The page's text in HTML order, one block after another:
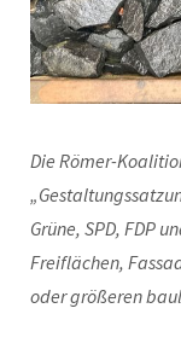
Die Römer-
Grüne, SPD, FDP
Freiflächen,
oder größeren